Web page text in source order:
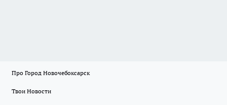
Про Город Новочебоксарск
Твои Новости